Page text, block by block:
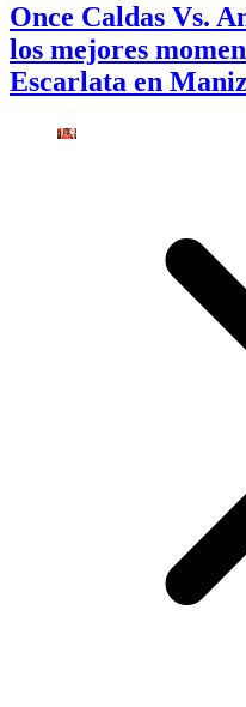
Once Caldas Vs.
los mejores
Escarlata en